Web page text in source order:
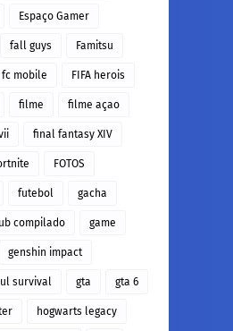
Espaço Gamer
fall guys Famitsu
fc mobile FIFA herois
filme filme açao
final fantasy XIV
FOTOS
futebol gacha
compilado game
genshin impact
survival gta gta 6
hogwarts legacy